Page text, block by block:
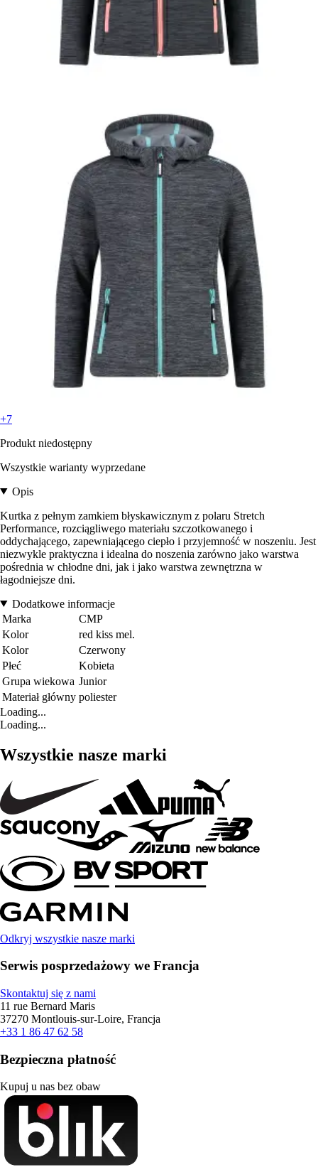
+7
Produkt niedostępny
Wszystkie warianty wyprzedane
Opis
Kurtka z pełnym zamkiem błyskawicznym z polaru Stretch
Performance, rozciągliwego materiału szczotkowanego i
oddychającego, zapewniającego ciepło i przyjemność w noszeniu. Jest
niezwykle praktyczna i idealna do noszenia zarówno jako warstwa
pośrednia w chłodne dni, jak i jako warstwa zewnętrzna w
łagodniejsze dni.
Dodatkowe informacje
Marka
CMP
Kolor
red kiss mel.
Kolor
Czerwony
Płeć
Kobieta
Grupa wiekowa Junior
Materiał główny poliester
Loading...
Loading...
Wszystkie nasze marki
Odkryj wszystkie nasze marki
Serwis posprzedażowy we Francja
Skontaktuj się z nami
11 rue Bernard Maris
37270 Montlouis-sur-Loire, Francja
+33 1 86 47 62 58
Bezpieczna płatność
Kupuj u nas bez obaw